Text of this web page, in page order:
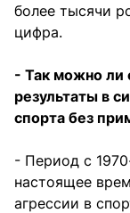
более тысячи
цифра.
- Так можно ли
результаты в
спорта без
- Период с
настоящее
агрессии в